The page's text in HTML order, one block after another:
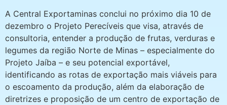
A Central Exportaminas conclui no próximo dia 10 de
dezembro o Projeto Perecíveis que visa, através de
consultoria, entender a produção de frutas, verduras e
legumes da região Norte de Minas – especialmente do
Projeto Jaíba – e seu potencial exportável,
identificando as rotas de exportação mais viáveis para
o escoamento da produção, além da elaboração de
diretrizes e proposição de um centro de exportação de